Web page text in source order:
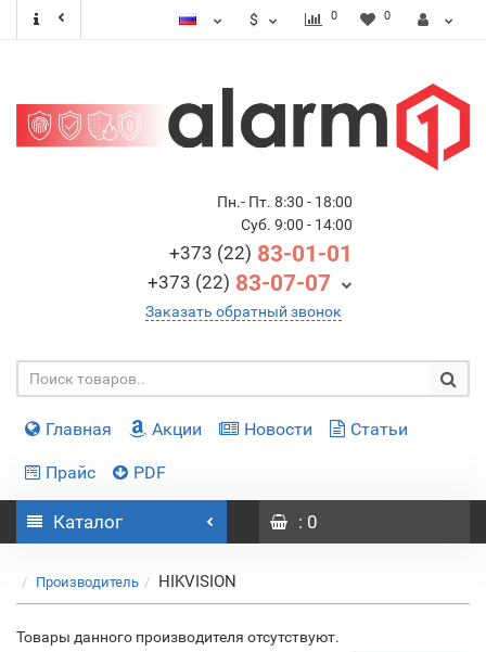
$ 0 0
Пн.- Пт. 8:30 - 18:00
Суб. 9:00 - 14:00
+373 (22) 83-01-01
+373 (22) 83-07-07
Заказать обратный звонок
Главная Акции Новости Статьи
Прайс PDF
Каталог : 0
Производитель HIKVISION
Товары данного производителя отсутствуют.